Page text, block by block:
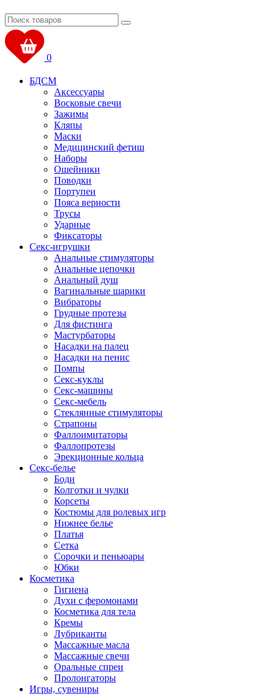
0
БДСМ
Аксессуары
Восковые свечи
Зажимы
Кляпы
Маски
Медицинский фетиш
Наборы
Ошейники
Поводки
Портупеи
Пояса верности
Трусы
Ударные
Фиксаторы
Секс-игрушки
Анальные стимуляторы
Анальные цепочки
Анальный душ
Вагинальные шарики
Вибраторы
Грудные протезы
Для фистинга
Мастурбаторы
Насадки на палец
Насадки на пенис
Помпы
Секс-куклы
Секс-машины
Секс-мебель
Стеклянные стимуляторы
Страпоны
Фаллоимитаторы
Фаллопротезы
Эрекционные кольца
Секс-белье
Боди
Колготки и чулки
Корсеты
Костюмы для ролевых игр
Нижнее белье
Платья
Сетка
Сорочки и пеньюары
Юбки
Косметика
Гигиена
Духи с феромонами
Косметика для тела
Кремы
Лубриканты
Массажные масла
Массажные свечи
Оральные спреи
Пролонгаторы
Игры, сувениры